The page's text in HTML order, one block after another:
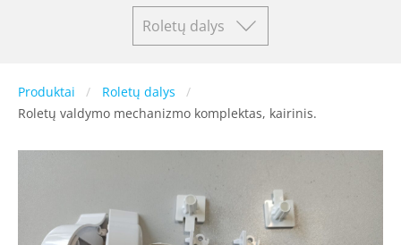
Roletų dalys
Produktai
Roletų dalys
Roletų valdymo mechanizmo komplektas, kairinis.